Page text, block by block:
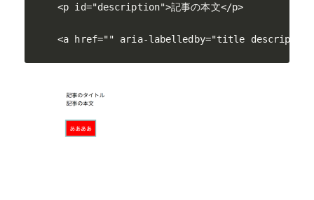
<p id="description">記事の本文</p>